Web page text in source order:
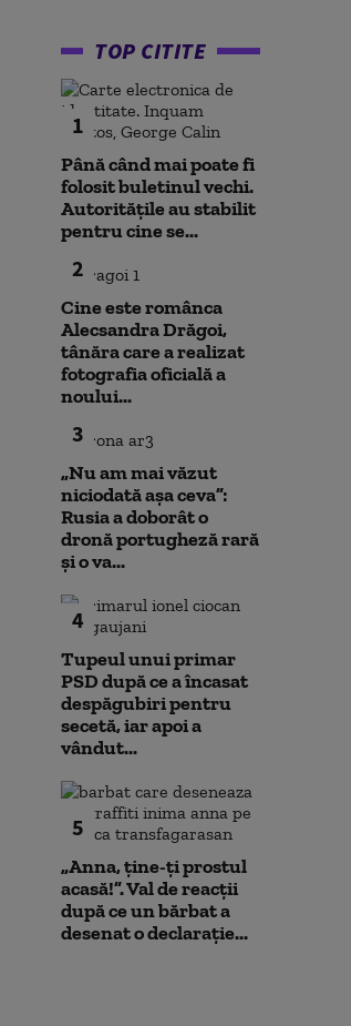
TOP CITITE
1
Până când mai poate fi
folosit buletinul vechi.
Autoritățile au stabilit
pentru cine se...
2
Cine este românca
Alecsandra Drăgoi,
tânăra care a realizat
fotografia oficială a
noului...
3
„Nu am mai văzut
niciodată așa ceva”:
Rusia a doborât o
dronă portugheză rară
și o va...
4
Tupeul unui primar
PSD după ce a încasat
despăgubiri pentru
secetă, iar apoi a
vândut...
5
„Anna, ţine-ţi prostul
acasă!”. Val de reacții
după ce un bărbat a
desenat o declarație...